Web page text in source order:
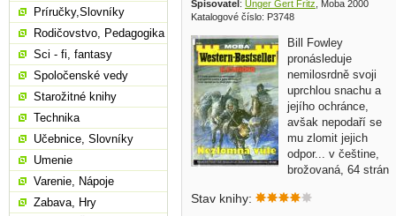
Spisovatel: Unger Gert Fritz , Moba 2000
Katalogové číslo: P3748
Bill Fowley
pronásleduje
nemilosrdně svoji
uprchlou snachu a
jejího ochránce,
avšak nepodaří se
mu zlomit jejich
odpor... v češtine,
brožovaná, 64 strán
Stav knihy:
Príručky,Slovníky
Rodičovstvo, Pedagogika
Sci - fi, fantasy
Spoločenské vedy
Starožitné knihy
Technika
Učebnice, Slovníky
Umenie
Varenie, Nápoje
Zabava, Hry